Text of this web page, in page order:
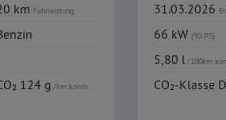
km Fahrleistung
124 g/km komb.
31.03.2026
66 kW (90 PS)
5,80 l/100km
CO₂-Klasse D